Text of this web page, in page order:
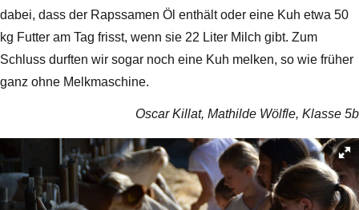
dabei, dass der Rapssamen Öl enthält oder eine Kuh etwa 50
kg Futter am Tag frisst, wenn sie 22 Liter Milch gibt. Zum
Schluss durften wir sogar noch eine Kuh melken, so wie früher
ganz ohne Melkmaschine.
Oscar Killat, Mathilde Wölfle, Klasse 5b